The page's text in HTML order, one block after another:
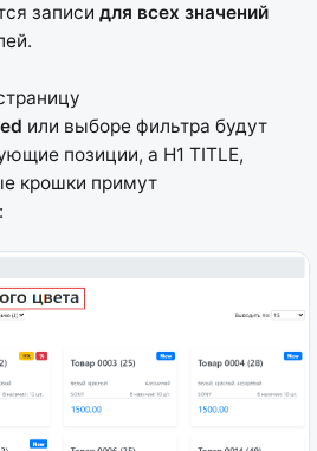
записи для всех значений
или выборе фильтра будут
позиции, а H1 TITLE,
крошки примут